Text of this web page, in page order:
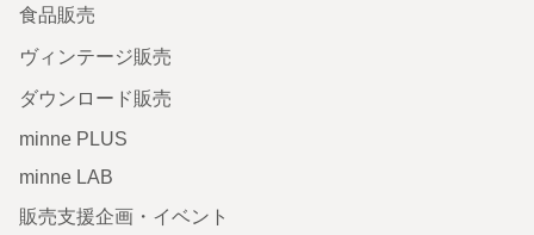
食品販売
ヴィンテージ販売
ダウンロード販売
minne PLUS
minne LAB
販売支援企画・イベント